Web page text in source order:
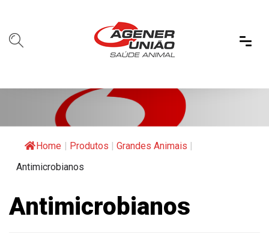
Home | Produtos | Grandes Animais |
Antimicrobianos
Antimicrobianos